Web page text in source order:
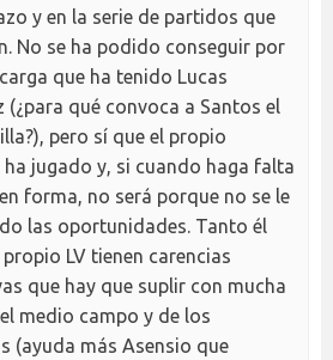
y en la serie de partidos que
No se ha podido conseguir por
que ha tenido Lucas
(¿para qué convoca a Santos el
pero sí que el propio
ha jugado y, si cuando haga falta
forma, no será porque no se le
las oportunidades. Tanto él
LV tienen carencias
que hay que suplir con mucha
medio campo y de los
(ayuda más Asensio que